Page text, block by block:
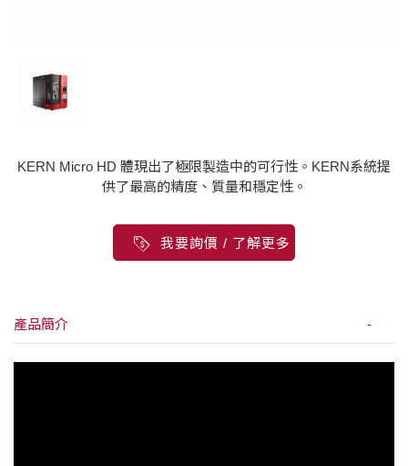
KERN Micro HD 體現出了極限製造中的可行性。KERN系統提
供了最高的精度、質量和穩定性。
我要詢價 / 了解更多
產品簡介